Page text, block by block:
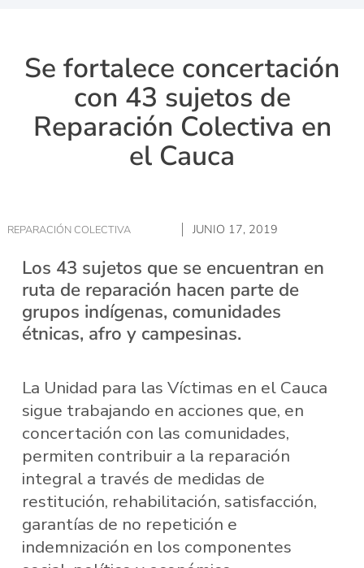
Se fortalece concertación
con 43 sujetos de
Reparación Colectiva en
el Cauca
REPARACIÓN COLECTIVA JUNIO 17, 2019
Los 43 sujetos que se encuentran en
ruta de reparación hacen parte de
grupos indígenas, comunidades
étnicas, afro y campesinas.
La Unidad para las Víctimas en el Cauca
sigue trabajando en acciones que, en
concertación con las comunidades,
permiten contribuir a la reparación
integral a través de medidas de
restitución, rehabilitación, satisfacción,
garantías de no repetición e
indemnización en los componentes